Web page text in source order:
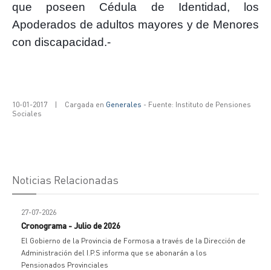
que poseen Cédula de Identidad, los
Apoderados de adultos mayores y de Menores
con discapacidad.-
10-01-2017 | Cargada en Generales - Fuente: Instituto de Pensiones
Sociales
Noticias Relacionadas
27-07-2026
Cronograma - Julio de 2026
El Gobierno de la Provincia de Formosa a través de la Dirección de
Administración del I.P.S informa que se abonarán a los
Pensionados Provinciales